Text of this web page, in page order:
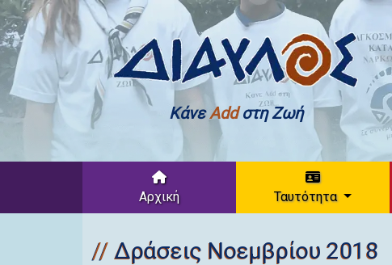
ΚάνεAddστη Ζωή
Αρχική Ταυτότητα
Δράσεις Νοεμβρίου 2018